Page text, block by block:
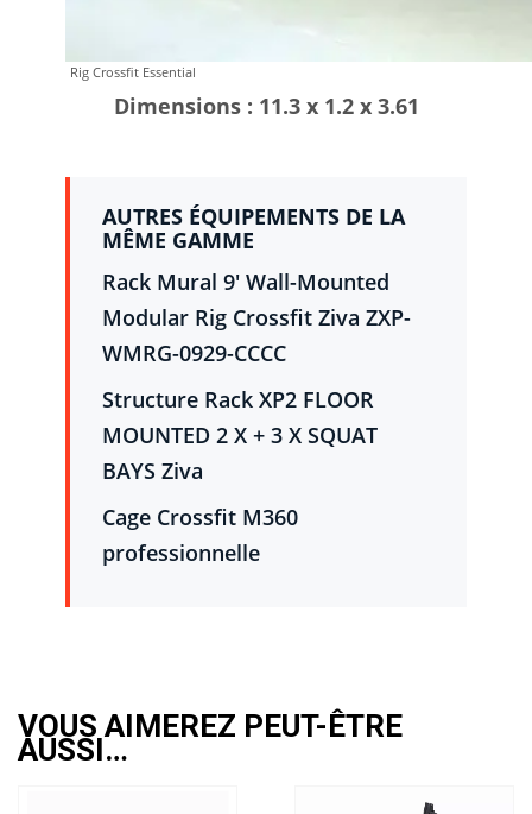
Rig Crossfit Essential
Dimensions : 11.3 x 1.2 x 3.61
AUTRES ÉQUIPEMENTS DE LA
MÊME GAMME
Rack Mural 9′ Wall-Mounted
Modular Rig Crossfit Ziva ZXP-
WMRG-0929-CCCC
Structure Rack XP2 FLOOR
MOUNTED 2 X + 3 X SQUAT
BAYS Ziva
Cage Crossfit M360
professionnelle
VOUS AIMEREZ PEUT-ÊTRE
AUSSI…